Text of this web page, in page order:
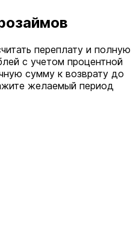
переплату и полную
с учетом процентной
сумму к возврату до
желаемый период